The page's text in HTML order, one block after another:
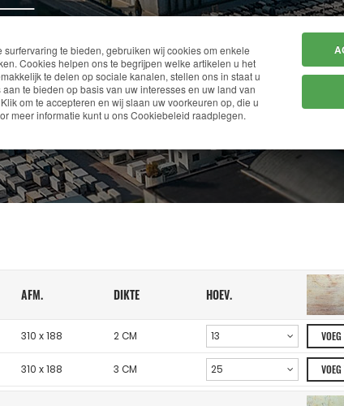
HOME BEDRIJF
MAGAZIJN
AFM. DIKTE HOEV.
310 x 188 2 CM VOEG
310 x 188 3 CM VOEG
te bieden, gebruiken wij cookies om enkele
Cookies helpen ons te begrijpen welke artikelen u het
te delen op sociale kanalen, stellen ons in staat u
te bieden op basis van uw interesses en uw land van
om te accepteren en wij slaan uw voorkeuren op, die u
meer informatie kunt u ons Cookiebeleid raadplegen.